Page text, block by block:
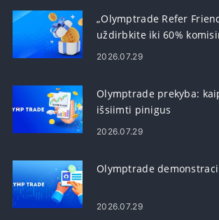
„Olymptrade Refer
uždirbkite iki 60%
rekomendacijas
2026.07.29
Olymptrade prekyba:
išsiimti pinigus
2026.07.29
Olymptrade
2026.07.29